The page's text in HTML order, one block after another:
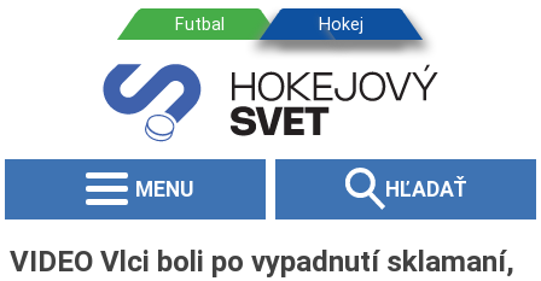
MENU HĽADAŤ
VIDEO Vlci boli po vypadnutí sklamaní,